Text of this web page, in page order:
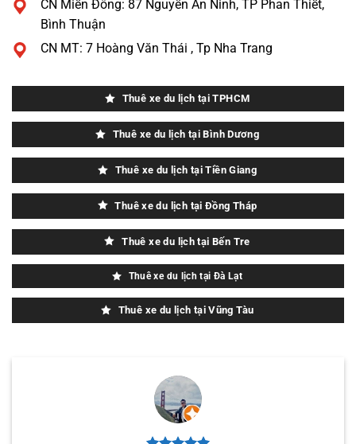
CN Miền Đông: 87 Nguyễn An Ninh, TP Phan Thiết,
Bình Thuận
CN MT: 7 Hoàng Văn Thái , Tp Nha Trang
Thuê xe du lịch tại TPHCM
Thuê xe du lịch tại Bình Dương
Thuê xe du lịch tại Tiền Giang
Thuê xe du lịch tại Đồng Tháp
Thuê xe du lịch tại Bến Tre
Thuê xe du lịch tại Đà Lạt
Thuê xe du lịch tại Vũng Tàu